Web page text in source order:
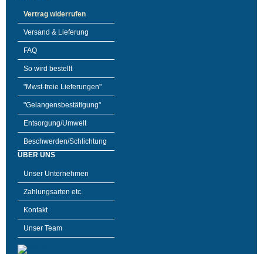
Vertrag widerrufen
Versand & Lieferung
FAQ
So wird bestellt
"Mwst-freie Lieferungen"
"Gelangensbestätigung"
Entsorgung/Umwelt
Beschwerden/Schlichtung
ÜBER UNS
Unser Unternehmen
Zahlungsarten etc.
Kontakt
Unser Team